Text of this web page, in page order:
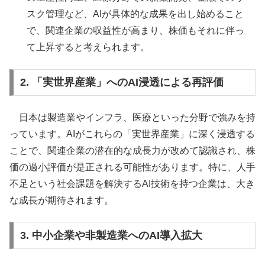
スク管理など、AIが具体的な成果を出し始めること
で、関連企業の収益性が高まり、株価もそれに伴っ
て上昇すると考えられます。
2. 「実世界産業」へのAI浸透による再評価
日本は製造業やインフラ、医療といった分野で強みを持
っています。AIがこれらの「実世界産業」に深く浸透する
ことで、関連企業の潜在的な成長力が改めて認識され、株
価の過小評価が是正される可能性があります。特に、人手
不足という社会課題を解決するAI技術を持つ企業は、大き
な成長が期待されます。
3. 中小企業や非製造業へのAI導入拡大